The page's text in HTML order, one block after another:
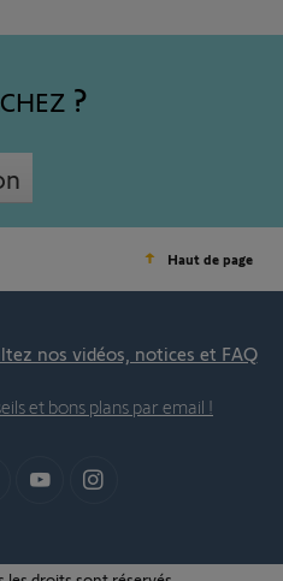
Haut de page
nos vidéos, notices et FAQ
et bons plans par email !